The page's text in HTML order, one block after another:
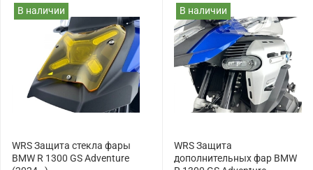
В наличии
WRS Защита стекла фары
BMW R 1300 GS Adventure
В наличии
WRS Защита
дополнительных фар BMW